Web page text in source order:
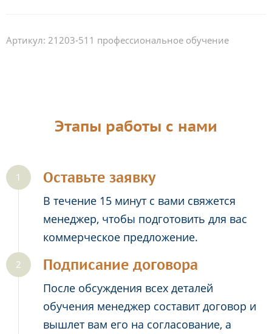
Артикул: 21203-511 профессиональное обучение
Этапы работы с нами
Оставьте заявку
В течение 15 минут с вами свяжется
менеджер, чтобы подготовить для вас
коммерческое предложение.
Подписание договора
После обсуждения всех деталей
обучения менеджер составит договор и
вышлет вам его на согласование, а